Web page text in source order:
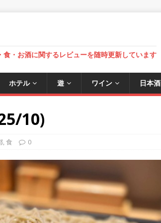
食・お酒に関するレビューを随時更新しています
ホテル 遊 ワイン 日本酒
10)
,食 0